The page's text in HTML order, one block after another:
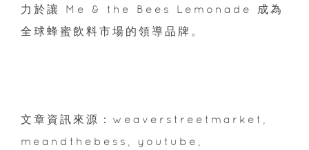
力於讓 Me & the Bees Lemonade 成為
全球蜂蜜飲料市場的領導品牌。
文章資訊來源：weaverstreetmarket,
meandthebess, youtube,